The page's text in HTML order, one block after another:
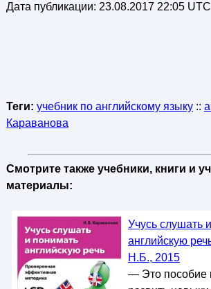
Дата публикации: 23.08.2017 22:05 UTC
Теги: учебник по английскому языку::
Караванова
Смотрите также учебники, книги и
материалы:
Учусь слушать
английскую
Н.Б., 2015
— Это пособие